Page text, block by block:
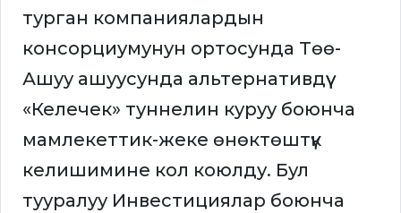
турган компаниялардын
консорциумунун ортосунда Төө-
Ашуу ашуусунда альтернативдүү
«Келечек» туннелин куруу боюнча
мамлекеттик-жеке өнөктөштүк
келишимине кол коюлду. Бул
тууралуу Инвестициялар боюнча